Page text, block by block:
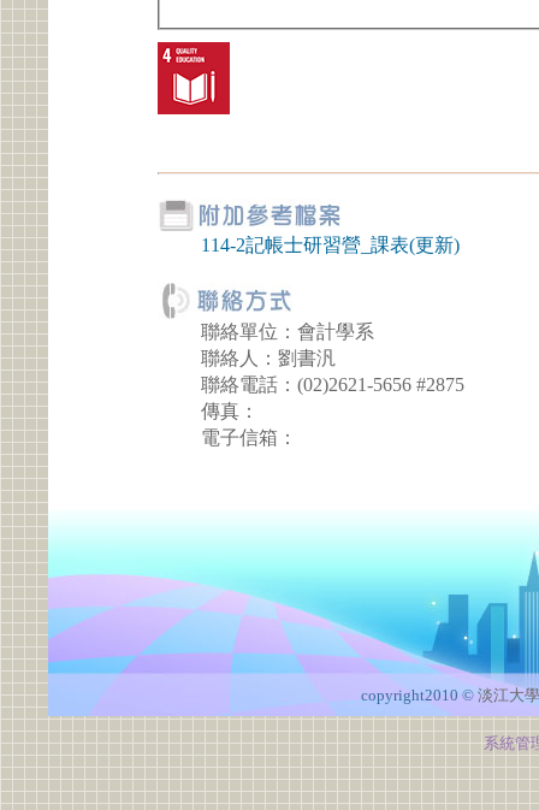
114-2記帳士研習營_課表(更新)
聯絡單位：會計學系
聯絡人：劉書汎
聯絡電話：(02)2621-5656 #2875
傳真：
電子信箱：
copyright2010 © 淡江大學
系統管